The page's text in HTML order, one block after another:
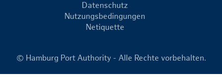
Datenschutz
Nutzungsbedingungen
Netiquette
© Hamburg Port Authority - Alle Rechte vorbehalten.